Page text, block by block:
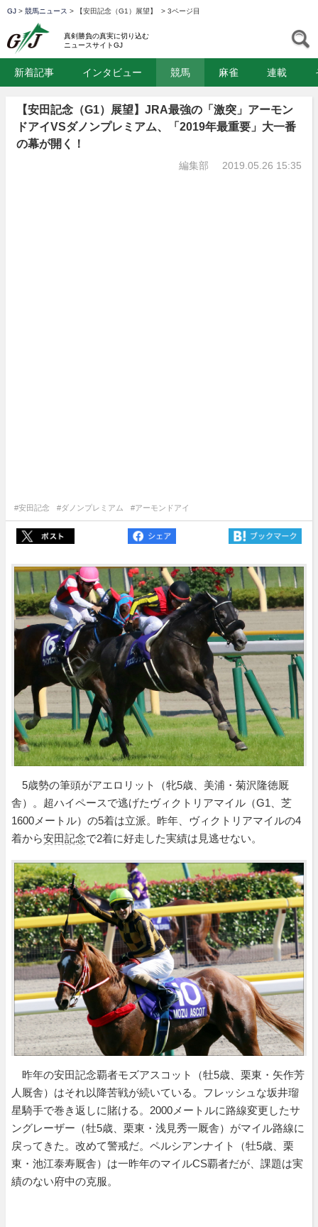
GJ > 競馬ニュース > 【安田記念（G1）展望】 > 3ページ目
真剣勝負の真実に切り込む
ニュースサイトGJ
新着記事 インタビュー 競馬 麻雀 連載
【安田記念（G1）展望】JRA最強の「激突」アーモン
ドアイVSダノンプレミアム、「2019年最重要」大一番
の幕が開く！
編集部 2019.05.26 15:35
#安田記念 #ダノンプレミアム #アーモンドアイ
5歳勢の筆頭がアエロリット（牝5歳、美浦・菊沢隆徳厩
舎）。超ハイペースで逃げたヴィクトリアマイル（G1、芝
1600メートル）の5着は立派。昨年、ヴィクトリアマイルの4
着から安田記念で2着に好走した実績は見逃せない。
昨年の安田記念覇者モズアスコット（牡5歳、栗東・矢作芳
人厩舎）はそれ以降苦戦が続いている。フレッシュな坂井瑠
星騎手で巻き返しに賭ける。2000メートルに路線変更したサ
ングレーザー（牡5歳、栗東・浅見秀一厩舎）がマイル路線に
戻ってきた。改めて警戒だ。ペルシアンナイト（牡5歳、栗
東・池江泰寿厩舎）は一昨年のマイルCS覇者だが、課題は実
績のない府中の克服。